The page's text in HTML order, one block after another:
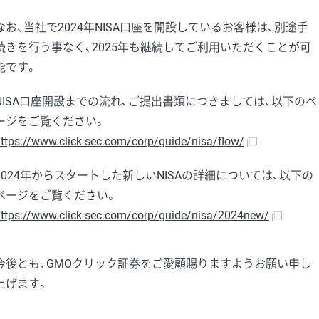
お、当社で2024年NISA口座を開設しているお客様は、別途手
きを行う事なく、2025年も継続してご利用いただくことが可
です。
口座開設までの流れ、ご提出書類につきましては、以下のペ
ジをご覧ください。
www.click-sec.com/corp/guide/nisa/flow/
年からスタートした新しいNISAの詳細については、以下の
ージをご覧ください。
www.click-sec.com/corp/guide/nisa/2024new/
後とも、GMOクリック証券をご愛顧賜りますようお願い申し
げます。